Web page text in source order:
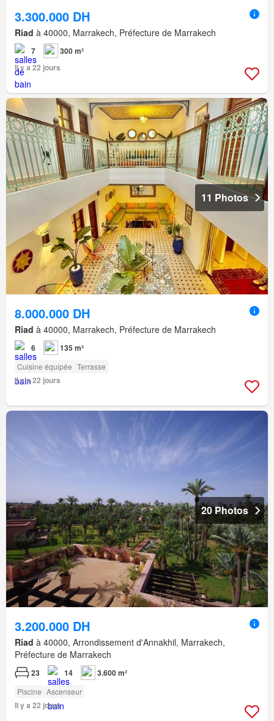
3.300.000 DH
Riad à 40000, Marrakech, Préfecture de Marrakech
7
300 m²
Il y a 22 jours
11 Photos
8.000.000 DH
Riad à 40000, Marrakech, Préfecture de Marrakech
6 135 m²
Cuisine équipée Terrasse
Il y a 22 jours
20 Photos
3.200.000 DH
Riad à 40000, Arrondissement d'Annakhil, Marrakech,
Préfecture de Marrakech
23 14 3.600 m²
Piscine Ascenseur
Il y a 22 jours